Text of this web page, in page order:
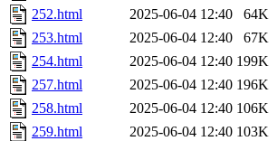
252.html
2025-06-04 12:40
64K
253.html
2025-06-04 12:40
67K
254.html
2025-06-04 12:40 199K
257.html
2025-06-04 12:40 196K
258.html
2025-06-04 12:40 106K
259.html
2025-06-04 12:40 103K